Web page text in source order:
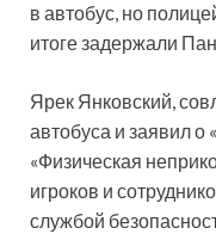
в автобус, но
итоге задержали
Ярек Янковский,
автобуса и заявил о
«Физическая
игроков и
службой